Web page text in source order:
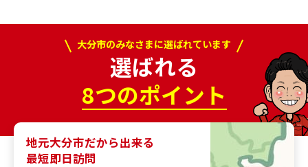
大分市のみなさまに選ばれています
選ばれる
8つのポイント
地元大分市だから出来る
最短即日訪問